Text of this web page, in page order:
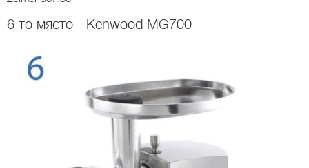
6-то място - Kenwood MG700